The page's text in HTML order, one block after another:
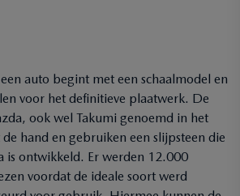
auto begint met een schaalmodel en
voor het definitieve plaatwerk. De
ook wel Takumi genoemd in het
hand en gebruiken een slijpsteen die
is ontwikkeld. Er werden 12.000
voordat de ideale soort werd